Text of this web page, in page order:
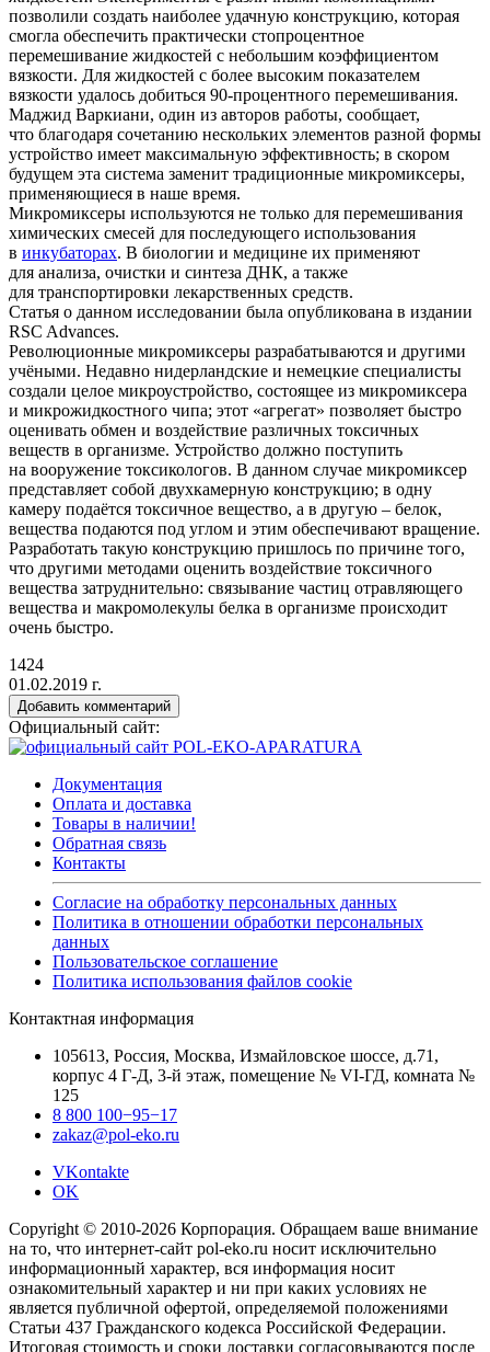
позволили создать наиболее удачную конструкцию, которая
смогла обеспечить практически стопроцентное
перемешивание жидкостей с небольшим коэффициентом
вязкости. Для жидкостей с более высоким показателем
вязкости удалось добиться 90-процентного перемешивания.
Маджид Варкиани, один из авторов работы, сообщает,
что благодаря сочетанию нескольких элементов разной формы
устройство имеет максимальную эффективность; в скором
будущем эта система заменит традиционные микромиксеры,
применяющиеся в наше время.
Микромиксеры используются не только для перемешивания
химических смесей для последующего использования
в инкубаторах. В биологии и медицине их применяют
для анализа, очистки и синтеза ДНК, а также
для транспортировки лекарственных средств.
Статья о данном исследовании была опубликована в издании
RSC Advances.
Революционные микромиксеры разрабатываются и другими
учёными. Недавно нидерландские и немецкие специалисты
создали целое микроустройство, состоящее из микромиксера
и микрожидкостного чипа; этот «агрегат» позволяет быстро
оценивать обмен и воздействие различных токсичных
веществ в организме. Устройство должно поступить
на вооружение токсикологов. В данном случае микромиксер
представляет собой двухкамерную конструкцию; в одну
камеру подаётся токсичное вещество, а в другую – белок,
вещества подаются под углом и этим обеспечивают вращение.
Разработать такую конструкцию пришлось по причине того,
что другими методами оценить воздействие токсичного
вещества затруднительно: связывание частиц отравляющего
вещества и макромолекулы белка в организме происходит
очень быстро.
1424
01.02.2019 г.
Добавить комментарий
Официальный сайт:
Документация
Оплата и доставка
Товары в наличии!
Обратная связь
Контакты
Согласие на обработку персональных данных
Политика в отношении обработки персональных
данных
Пользовательское соглашение
Политика использования файлов cookie
Контактная информация
105613, Россия, Москва, Измайловское шоссе, д.71,
корпус 4 Г-Д, 3-й этаж, помещение № VI-ГД, комната №
125
8 800 100−95−17
zakaz@pol-eko.ru
VKontakte
OK
Copyright © 2010-2026 Корпорация. Обращаем ваше внимание
на то, что интернет-сайт pol-eko.ru носит исключительно
информационный характер, вся информация носит
ознакомительный характер и ни при каких условиях не
является публичной офертой, определяемой положениями
Статьи 437 Гражданского кодекса Российской Федерации.
Итоговая стоимость и сроки доставки согласовываются после